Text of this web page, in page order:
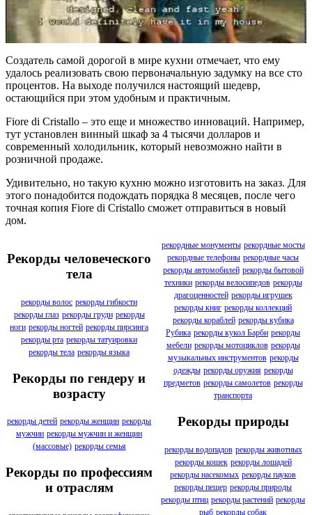
Создатель самой дорогой в мире кухни отмечает, что ему
удалось реализовать свою первоначальную задумку на все сто
процентов. На выходе получился настоящий шедевр,
остающийся при этом удобным и практичным.
Fiore di Cristallo – это еще и множество инноваций. Например,
тут установлен винный шкаф за 4 тысячи долларов и
современный холодильник, который невозможно найти в
розничной продаже.
Удивительно, но такую кухню можно изготовить на заказ. Для
этого понадобится подождать порядка 8 месяцев, после чего
точная копия Fiore di Cristallo сможет отправиться в новый
дом.
Рекорды человеческого
тела
рекорды волос рекорды гибкости
рекорды глаз рекорды груди рекорды
ноги рекорды ногтей рекорды пирсинга
рекорды рта рекорды татуировки
рекорды тела рекорды языка
Рекорды по гендеру и
возрасту
рекорды детей рекорды женщин рекорды
мужчин рекорды мужчин и женщин
(массовые) рекорды семья
Рекорды по профессиям
и отраслям
рекордные монументы рекордные мосты
рекордные телефоны рекордные часы
рекорды автомобилей рекорды бытовой
техники рекорды велосипедов рекорды
драгоценностей рекорды игрушек
рекорды книг рекорды коллекций
рекорды кораблей рекорды кубика
Рубика рекорды кукол Барби рекорды
мебели рекорды мотоциклов рекорды
музыкальных инструментов рекорды
одежды рекорды оружия рекорды
предметов рекорды самолетов рекорды
транспорта
Рекорды природы
рекорды водопадов рекорды животных
рекорды кошек рекорды лошадей
рекорды насекомых рекорды пауков
рекорды пещер рекорды природы
рекорды птиц рекорды растений рекорды
рыб рекорды собак